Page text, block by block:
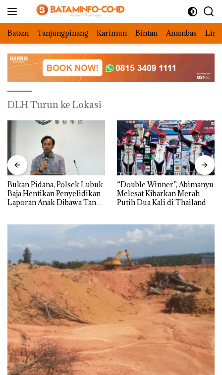
Batam Tanjungpinang Karimun Bintan Anambas
DLH Turun ke Lokasi
Bukan Pidana, Polsek Lubuk
Baja Hentikan Penyelidikan
Laporan Anak Dibawa Tanpa
“Double Winner”, Abimanyu
Melesat Kibarkan Merah
Putih Dua Kali di Thailand